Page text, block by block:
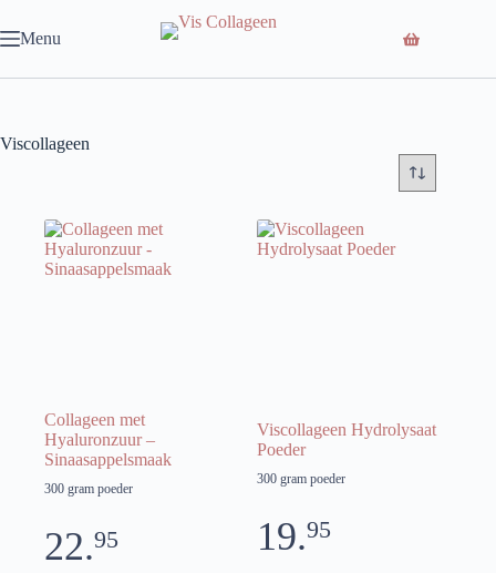
naar
de
Menu
Viscollageen
Collageen met
Hyaluronzuur –
Sinaasappelsmaak
300 gram poeder
22.95
Viscollageen Hydrolysaat
Poeder
300 gram poeder
19.95